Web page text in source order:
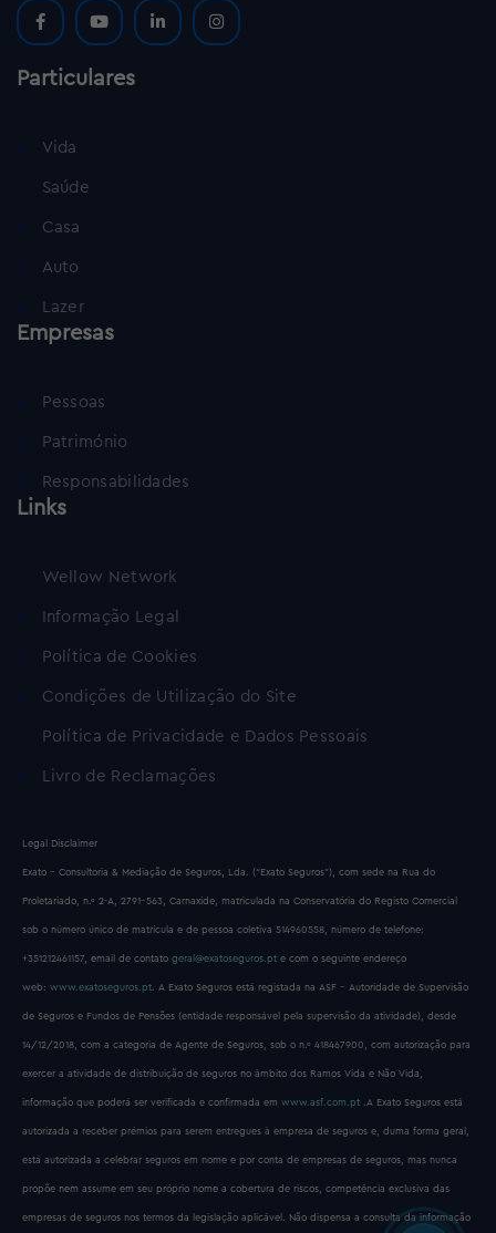
Particulares
Vida
Saúde
Casa
Auto
Lazer
Empresas
Pessoas
Património
Responsabilidades
Links
Wellow Network
Informação Legal
Política de Cookies
Condições de Utilização do Site
Política de Privacidade e Dados Pessoais
Livro de Reclamações
Legal Disclaimer
Exato – Consultoria & Mediação de Seguros, Lda. (“Exato Seguros”), com sede na Rua do
Proletariado, n.º 2-A, 2791-563, Carnaxide, matriculada na Conservatória do Registo Comercial
sob o número único de matrícula e de pessoa coletiva 514960558, número de telefone:
+351212461157, email de contato geral@exatoseguros.pt e com o seguinte endereço
web: www.exatoseguros.pt. A Exato Seguros está registada na ASF – Autoridade de Supervisão
de Seguros e Fundos de Pensões (entidade responsável pela supervisão da atividade), desde
14/12/2018, com a categoria de Agente de Seguros, sob o n.º 418467900, com autorização para
exercer a atividade de distribuição de seguros no âmbito dos Ramos Vida e Não Vida,
informação que poderá ser verificada e confirmada em www.asf.com.pt .A Exato Seguros está
autorizada a receber prémios para serem entregues à empresa de seguros e, duma forma geral,
está autorizada a celebrar seguros em nome e por conta de empresas de seguros, mas nunca
propõe nem assume em seu próprio nome a cobertura de riscos, competência exclusiva das
empresas de seguros nos termos da legislação aplicável. Não dispensa a consulta da informação